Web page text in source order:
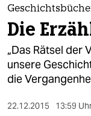
themen
politik
öko
gesellschaft
Die
„Das Rätsel der
unsere
die
22.12.2015 13:59